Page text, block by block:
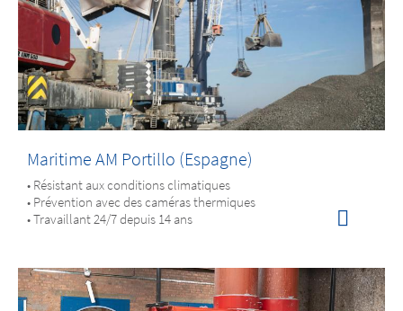
Maritime AM Portillo (Espagne)
• Résistant aux conditions climatiques
• Prévention avec des caméras thermiques
• Travaillant 24/7 depuis 14 ans